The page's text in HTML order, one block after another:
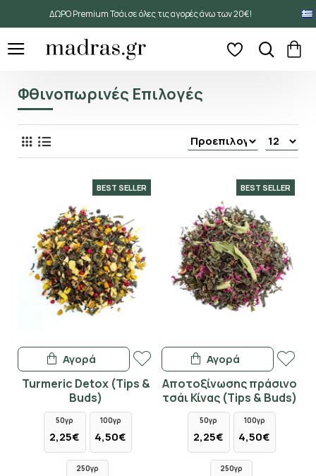
ΔΩΡΟ Premium Τσάι σε όλες τις αγορές άνω των 20€!
Φθινοπωρινές Επιλογές
BEST SELLER
Turmeric Detox (Tips &
Buds)
50γρ
2,25€
100γρ
4,50€
250γρ
Αγορά
BEST SELLER
Αποτοξίνωσης πράσινο
τσάι Κίνας (Tips & Buds)
50γρ
2,25€
100γρ
4,50€
250γρ
Αγορά